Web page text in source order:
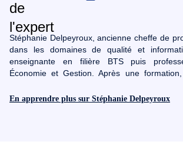
Stéphanie Delpeyroux, ancienne cheffe de
dans les domaines de qualité et
enseignante en filière BTS puis
Économie et Gestion. Après une formation,
adjointe du Campus Virtuel TIC de
En apprendre plus sur Stéphanie Delpeyroux